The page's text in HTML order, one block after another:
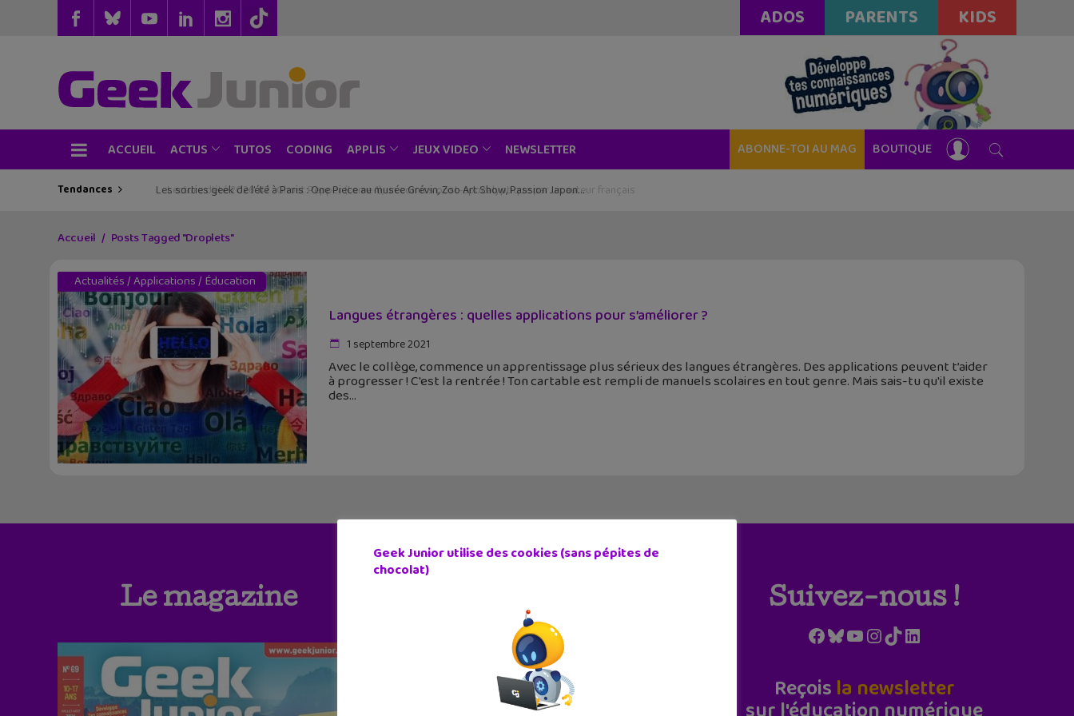
ADOS PARENTS KIDS
ACCUEIL ACTUS TUTOS CODING APPLIS JEUX VIDEO NEWSLETTER ABONNE-TOI AU MAG BOUTIQUE
Tendances Les sorties geek de l’été à Paris : One Piece au musée Grévin, Zoo Art Show, Passion Japon…
Accueil Posts Tagged "Droplets"
Actualités/Applications/ Éducation
Langues étrangères : quelles applications pour s’améliorer ?
1 septembre 2021
Avec le collège, commence un apprentissage plus sérieux des langues étrangères. Des applications peuvent t’aider
à progresser ! C'est la rentrée ! Ton cartable est rempli de manuels scolaires en tout genre. Mais sais-tu qu'il existe
des
Le magazine Suivez-nous !
Facebook
Bluesky
YouTube
Instagram
TikTokLinkedIn
Reçois la newsletter
Geek Junior utilise des cookies (sans pépites de
chocolat)